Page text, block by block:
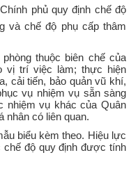
phủ quy định chế độ
và chế độ phụ cấp thâm
thuộc biên chế của
vị trí việc làm; thực hiện
cải tiến, bảo quản vũ khí,
vụ nhiệm vụ sẵn sàng
nhiệm vụ khác của Quân
nhân có liên quan.
biểu kèm theo. Hiệu lực
chế độ quy định được tính